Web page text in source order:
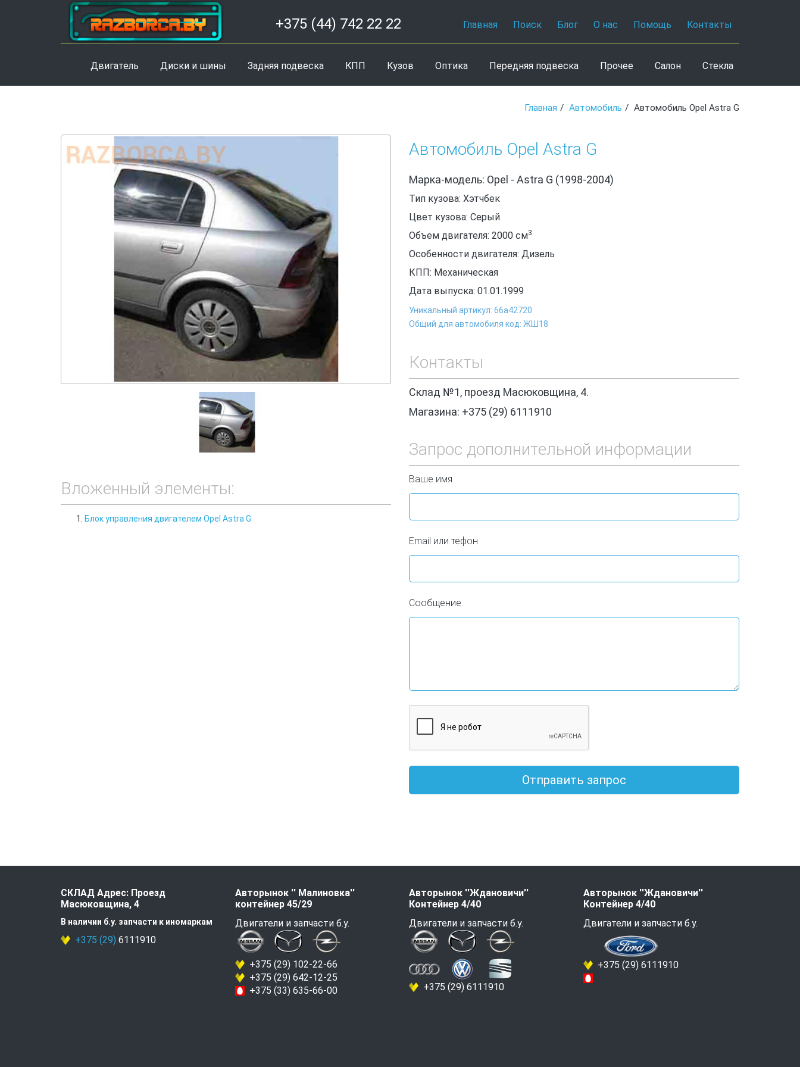
+375 (44) 742 22 22 Главная Поиск Блог О нас Помощь Контакты
Двигатель Диски и шины Задняя подвеска КПП Кузов Оптика Передняя подвеска Прочее Салон Стекла
Главная Автомобиль Автомобиль Opel Astra G
Вложенный элементы:
Блок управления двигателем Opel Astra G
Автомобиль Opel Astra G
Марка-модель: Opel - Astra G (1998-2004)
Тип кузова: Хэтчбек
Цвет кузова: Серый
Объем двигателя: 2000 см3
Особенности двигателя: Дизель
КПП: Механическая
Дата выпуска: 01.01.1999
Уникальный артикул: 66a42720
Общий для автомобиля код: ЖШ18
Контакты
Склад №1, проезд Масюковщина, 4.
Магазина: +375 (29) 6111910
Запрос дополнительной информации
Ваше имя
Email или тефон
Сообщение
Отправить запрос
СКЛАД Адрес: Проезд
Масюковщина, 4
В наличии б.у. запчасти к иномаркам
+375 (29) 6111910
Авторынок '' Малиновка''
контейнер 45/29
Двигатели и запчасти б.у.
+375 (29) 102-22-66
+375 (29) 642-12-25
+375 (33) 635-66-00
Авторынок ''Ждановичи''
Контейнер 4/40
Двигатели и запчасти б.у.
+375 (29) 6111910
Авторынок ''Ждановичи''
Контейнер 4/40
Двигатели и запчасти б.у.
+375 (29) 6111910